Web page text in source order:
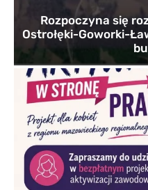
Rozpoczyna się
Ostrołęki-Goworki-